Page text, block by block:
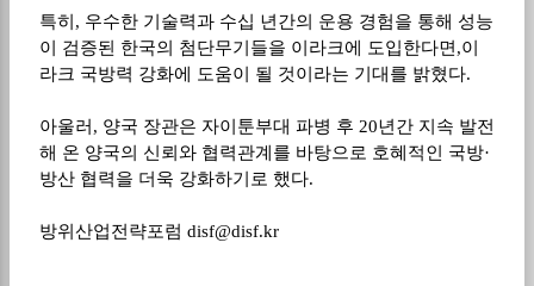
특히 , 우수한 기술력과 수십 년간의 운용 경험을 통해 성능
이 검증된 한국의 첨단무기들을 이라크에 도입한다면,이
라크 국방력 강화에 도움이 될 것이라는 기대를 밝혔다.
아울러 , 양국 장관은 자이툰부대 파병 후 20년간 지속 발전
해 온 양국의 신뢰와 협력관계를 바탕으로 호혜적인 국방·
방산 협력을 더욱 강화하기로 했다.
방위산업전략포럼 disf@disf.kr